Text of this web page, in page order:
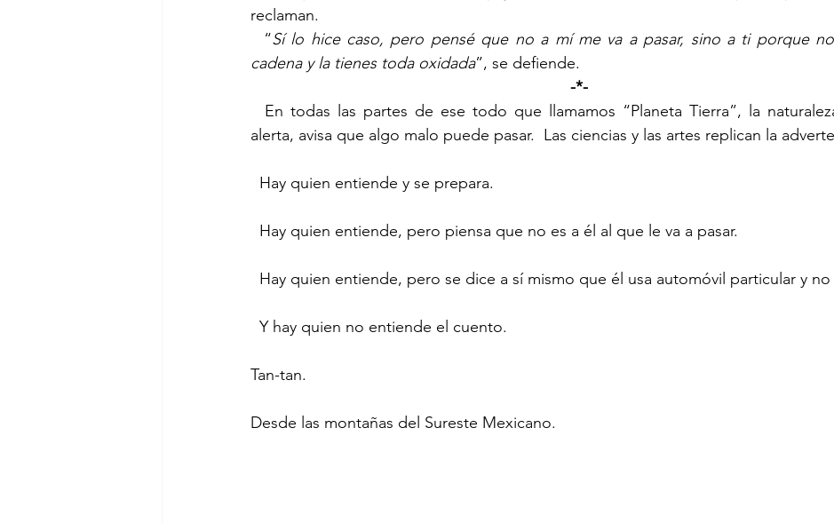
reclaman.
“Sí lo hice caso, pero pensé que no a mí me va a pasar, sino a ti porque
cadena y la tienes toda oxidada”, se defiende.
-*-
En todas las partes de ese todo que llamamos “Planeta Tierra”, la
alerta, avisa que algo malo puede pasar.  Las ciencias y las artes replican la
Hay quien entiende y se prepara.
Hay quien entiende, pero piensa que no es a él al que le va a pasar.
Hay quien entiende, pero se dice a sí mismo que él usa automóvil particular y
Y hay quien no entiende el cuento.
Tan-tan.
Desde las montañas del Sureste Mexicano.